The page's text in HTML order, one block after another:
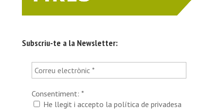
Subscriu-te a la Newsletter:
Consentiment: *
He llegit i accepto la política de privadesa